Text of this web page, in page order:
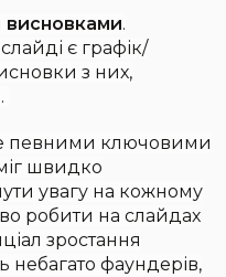
висновками.
є графік/
з них,
певними ключовими
швидко
увагу на кожному
робити на слайдах
зростання
небагато фаундерів,